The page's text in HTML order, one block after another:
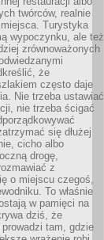
twórców, realnie
miejsca. Turystyka
wypoczynku, ale też
zrównoważonych
że
często daje
Nie trzeba ustawiać
nie trzeba ścigać
się dłużej
cicho albo
drogę,
z
o miejscu czegoś,
To właśnie
w pamięci na
dziś, że
tam, gdzie